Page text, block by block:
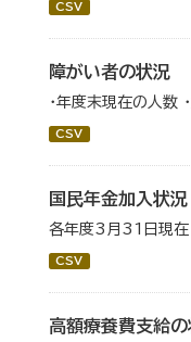
CSV
障がい者の状況
・年度末現在の人数
CSV
国民年金加入状況
各年度3月31日現在
CSV
高額療養費支給